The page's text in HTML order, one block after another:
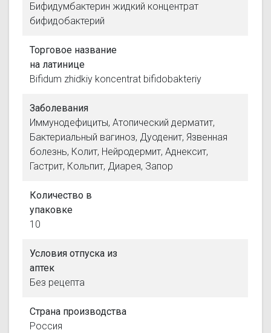
Бифидумбактерин жидкий концентрат
бифидобактерий
Торговое название
на латинице
Bifidum zhidkiy koncentrat bifidobakteriy
Заболевания
Иммунодефициты, Атопический дерматит,
Бактериальный вагиноз, Дуоденит, Язвенная
болезнь, Колит, Нейродермит, Аднексит,
Гастрит, Кольпит, Диарея, Запор
Количество в
упаковке
10
Условия отпуска из
аптек
Без рецепта
Страна производства
Россия